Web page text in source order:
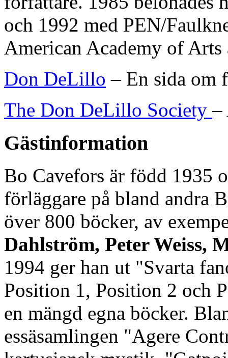
och 1992 med PEN/
American Academy of Arts
Don DeLillo – En sida om
The Don DeLillo Society–
Gästinformation
Bo Cavefors är född 1935
förläggare på bland andra
över 800 böcker, av
Dahlström, Peter Weiss,
1994 ger han ut "Svarta
Position 1, Position 2 och
en mängd egna böcker.
essäsamlingen "Agere